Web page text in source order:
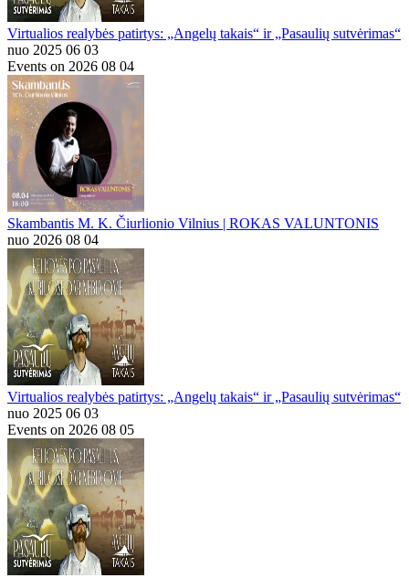
Virtualios realybės patirtys: „Angelų takais“ ir „Pasaulių sutvėrimas“
nuo 2025 06 03
Events on 2026 08 04
Skambantis M. K. Čiurlionio Vilnius | ROKAS VALUNTONIS
nuo 2026 08 04
Virtualios realybės patirtys: „Angelų takais“ ir „Pasaulių sutvėrimas“
nuo 2025 06 03
Events on 2026 08 05